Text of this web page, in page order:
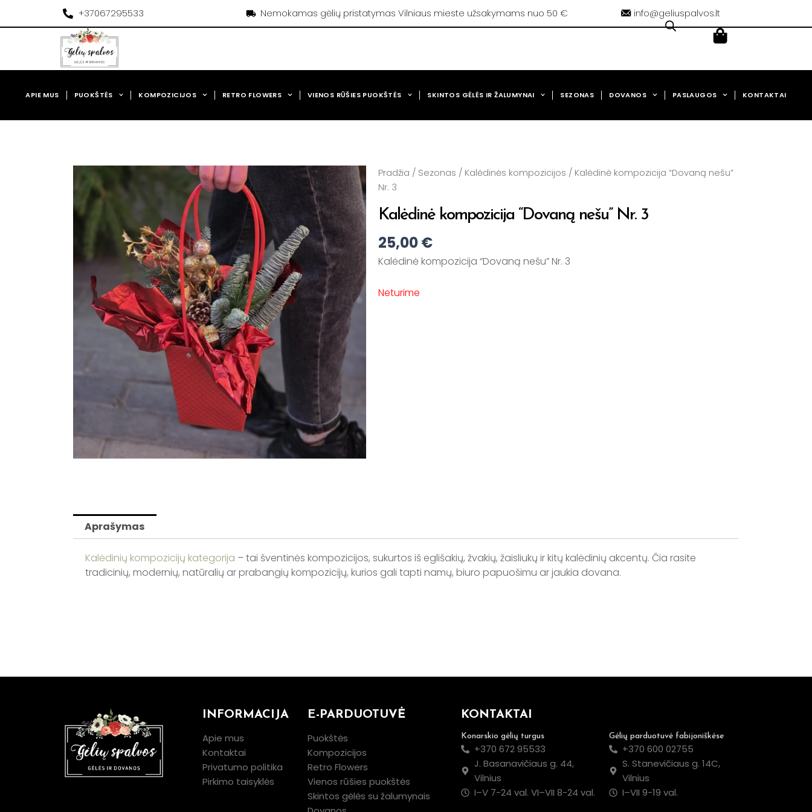
+37067295533 Nemokamas gėlių pristatymas Vilniaus mieste užsakymams nuo 50 € info@geliuspalvos.lt
Cart
APIE MUS PUOKŠTĖS KOMPOZICIJOS RETRO FLOWERS VIENOS RŪŠIES PUOKŠTĖS SKINTOS GĖLĖS IR ŽALUMYNAI SEZONAS DOVANOS PASLAUGOS KONTAKTAI
Pradžia / Sezonas / Kalėdinės kompozicijos / Kalėdinė kompozicija “Dovaną nešu”
Nr. 3
Kalėdinė kompozicija “Dovaną nešu” Nr. 3
25,00€
Kalėdinė kompozicija “Dovaną nešu” Nr. 3
Neturime
Aprašymas
Kalėdinių kompozicijų kategorija – tai šventinės kompozicijos, sukurtos iš eglišakių, žvakių, žaisliukų ir kitų kalėdinių akcentų. Čia rasite
tradicinių, modernių, natūralių ar prabangių kompozicijų, kurios gali tapti namų, biuro papuošimu ar jaukia dovana.
INFORMACIJA
Apie mus
Kontaktai
Privatumo politika
Pirkimo taisyklės
E-PARDUOTUVĖ
Puokštės
Kompozicijos
Retro Flowers
Vienos rūšies puokštės
Skintos gėlės su žalumynais
KONTAKTAI
Konarskio gėlių turgus
+370 672 95533
J. Basanavičiaus g. 44,
Vilnius
I–V 7-24 val. VI–VII 8-24 val.
Gėlių parduotuvė fabijoniškėse
+370 600 02755
S. Stanevičiaus g. 14C,
Vilnius
I–VII 9-19 val.